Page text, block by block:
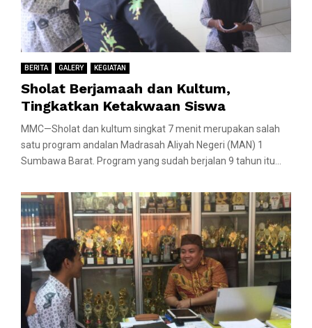
BERITA GALERY KEGIATAN
Sholat Berjamaah dan Kultum,
Tingkatkan Ketakwaan Siswa
MMC—Sholat dan kultum singkat 7 menit merupakan salah
satu program andalan Madrasah Aliyah Negeri (MAN) 1
Sumbawa Barat. Program yang sudah berjalan 9 tahun itu...